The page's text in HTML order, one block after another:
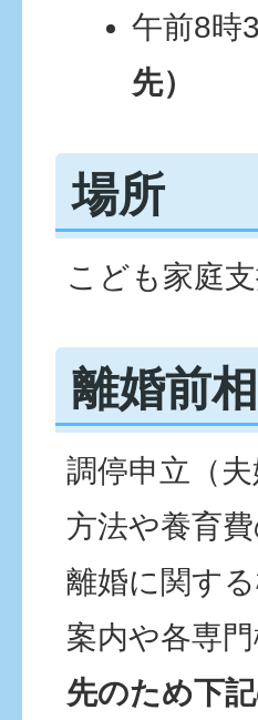
午前8時
先）
場所
こども家庭
離婚前
調停申立（
方法や養育
離婚に関す
案内や各専
先のため下